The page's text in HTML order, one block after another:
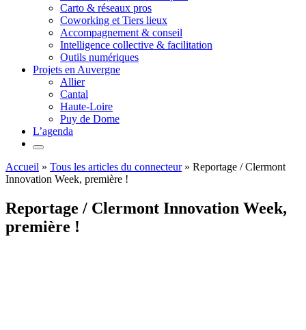
Carto & réseaux pros
Coworking et Tiers lieux
Accompagnement & conseil
Intelligence collective & facilitation
Outils numériques
Projets en Auvergne
Allier
Cantal
Haute-Loire
Puy de Dome
L’agenda
Accueil » Tous les articles du connecteur» Reportage / Clermont
Innovation Week, première !
Reportage / Clermont Innovation Week,
première !